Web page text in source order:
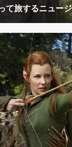
て旅するニュー